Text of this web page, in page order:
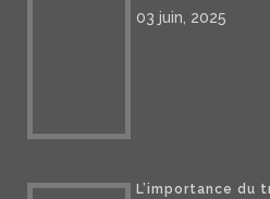
03 juin, 2025
L’importance du